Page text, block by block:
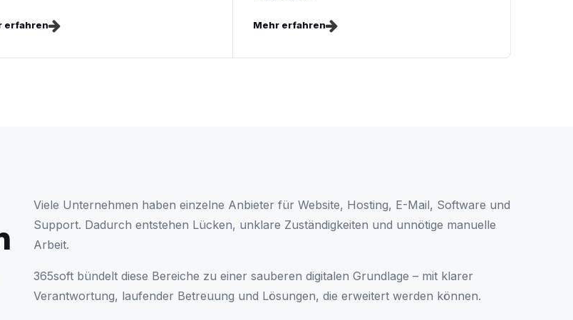
erfahren Mehr erfahren
Viele Unternehmen haben einzelne Anbieter für Website, Hosting, E-Mail, Software und
Support. Dadurch entstehen Lücken, unklare Zuständigkeiten und unnötige manuelle
Arbeit.
365soft bündelt diese Bereiche zu einer sauberen digitalen Grundlage – mit klarer
Verantwortung, laufender Betreuung und Lösungen, die erweitert werden können.